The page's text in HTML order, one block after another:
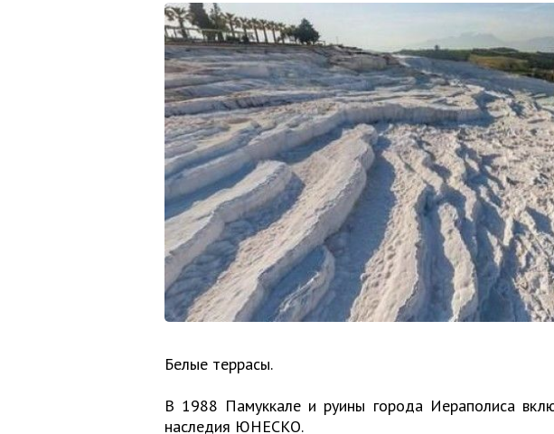
Белые террасы.
В 1988 Памуккале и руины города Иераполиса
наследия ЮНЕСКО.